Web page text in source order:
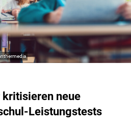
kritisieren neue
Leistungstests